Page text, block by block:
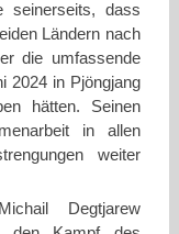
seinerseits, dass
Ländern nach
die umfassende
2024 in Pjöngjang
hätten. Seinen
in allen
weiter
Degtjarew